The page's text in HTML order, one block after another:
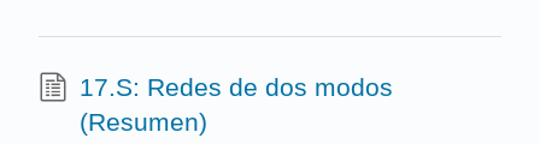
17.S: Redes de dos modos
(Resumen)